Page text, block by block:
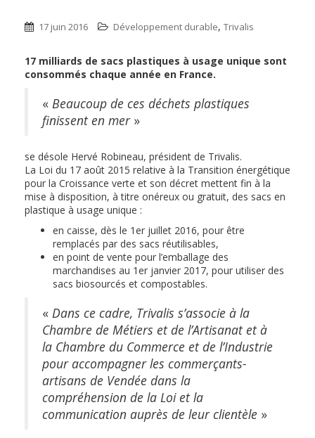
17 juin 2016 Développement durable, Trivalis
17 milliards de sacs plastiques à usage unique sont
consommés chaque année en France.
« Beaucoup de ces déchets plastiques
finissent en mer»
se désole Hervé Robineau, président de Trivalis.
La Loi du 17 août 2015 relative à la Transition énergétique
pour la Croissance verte et son décret mettent fin à la
mise à disposition, à titre onéreux ou gratuit, des sacs en
plastique à usage unique :
en caisse, dès le 1er juillet 2016, pour être
remplacés par des sacs réutilisables,
en point de vente pour l’emballage des
marchandises au 1er janvier 2017, pour utiliser des
sacs biosourcés et compostables.
« Dans ce cadre, Trivalis s’associe à la
Chambre de Métiers et de l’Artisanat et à
la Chambre du Commerce et de l’Industrie
pour accompagner les commerçants-
artisans de Vendée dans la
compréhension de la Loi et la
communication auprès de leur clientèle »